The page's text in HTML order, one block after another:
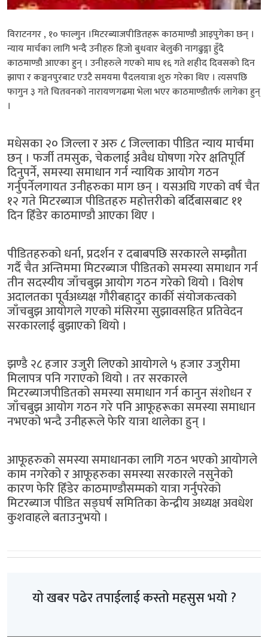
विराटनगर , १० फाल्गुन ।मिटरब्याजपीडितहरू काठमाण्डौ आइपुगेका छन् ।
न्याय मार्चका लागि भन्दै उनीहरु हिजो बुधवार बेलुकी नागढुङ्गा हुँदै
काठमाण्डौ आएका हुन् । उनीहरुले गएको माघ १६ गते शहीद दिवसको दिन
झापा र कञ्चनपुरबाट एउटै समयमा पैदलयात्रा शुरु गरेका थिए । त्यसपछि
फागुन ३ गते चितवनको नारायणगढमा भेला भएर काठमाण्डौतर्फ लागेका हुन्
।
मधेसका २० जिल्ला र अरु ८ जिल्लाका पीडित न्याय मार्चमा
छन् । फर्जी तमसुक, चेकलाई अवैध घोषणा गरेर क्षतिपूर्ति
दिनुपर्ने, समस्या समाधान गर्न न्यायिक आयोग गठन
गर्नुपर्नेलगायत उनीहरुका माग छन् । यसअघि गएको वर्ष चैत
१२ गते मिटरब्याज पीडितहरु महोत्तरीको बर्दिबासबाट ११
दिन हिँडेर काठमाण्डौ आएका थिए ।
पीडितहरुको धर्ना, प्रदर्शन र दबाबपछि सरकारले सम्झौता
गर्दै चैत अन्तिममा मिटरब्याज पीडितको समस्या समाधान गर्न
तीन सदस्यीय जाँचबुझ आयोग गठन गरेको थियो । विशेष
अदालतका पूर्वअध्यक्ष गौरीबहादुर कार्की संयोजकत्वको
जाँचबुझ आयोगले गएको मंसिरमा सुझावसहित प्रतिवेदन
सरकारलाई बुझाएको थियो ।
झण्डै २८ हजार उजुरी लिएको आयोगले ५ हजार उजुरीमा
मिलापत्र पनि गराएको थियो । तर सरकारले
मिटरब्याजपीडितको समस्या समाधान गर्न कानुन संशोधन र
जाँचबुझ आयोग गठन गरे पनि आफूहरूका समस्या समाधान
नभएको भन्दै उनीहरूले फेरि यात्रा थालेका हुन् ।
आफूहरुको समस्या समाधानका लागि गठन भएको आयोगले
काम नगरेको र आफूहरुका समस्या सरकारले नसुनेको
कारण फेरि हिँडेर काठमाण्डौसम्मको यात्रा गर्नुपरेको
मिटरब्याज पीडित सङ्घर्ष समितिका केन्द्रीय अध्यक्ष अवधेश
कुशवाहले बताउनुभयो ।
यो खबर पढेर तपाईलाई कस्तो महसुस भयो ?